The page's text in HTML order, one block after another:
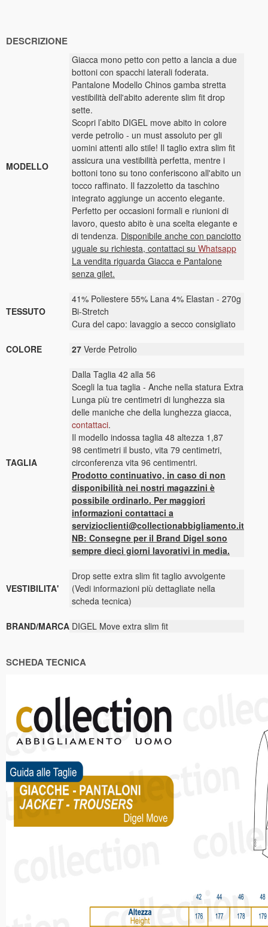
DESCRIZIONE
MODELLO
Giacca mono petto con petto a lancia a due
bottoni con spacchi laterali foderata.
Pantalone Modello Chinos gamba stretta
vestibilità dell'abito aderente slim fit drop
sette.
Scopri l’abito DIGEL move abito in colore
verde petrolio - un must assoluto per gli
uomini attenti allo stile! Il taglio extra slim fit
assicura una vestibilità perfetta, mentre i
bottoni tono su tono conferiscono all'abito un
tocco raffinato. Il fazzoletto da taschino
integrato aggiunge un accento elegante.
Perfetto per occasioni formali e riunioni di
lavoro, questo abito è una scelta elegante e
di tendenza. Disponibile anche con panciotto
uguale su richiesta, contattaci su Whatsapp
La vendita riguarda Giacca e Pantalone
senza gilet.
TESSUTO
41% Poliestere 55% Lana 4% Elastan - 270g
Bi-Stretch
Cura del capo: lavaggio a secco consigliato
COLORE 27 Verde Petrolio
TAGLIA
Dalla Taglia 42 alla 56
Scegli la tua taglia - Anche nella statura Extra
Lunga più tre centimetri di lunghezza sia
delle maniche che della lunghezza giacca,
contattaci.
Il modello indossa taglia 48 altezza 1,87
98 centimetri il busto, vita 79 centimetri,
circonferenza vita 96 centimentri.
Prodotto continuativo, in caso di non
disponibilità nei nostri magazzini è
possibile ordinarlo. Per maggiori
informazioni contattaci a
servizioclienti@collectionabbigliamento.it
NB: Consegne per il Brand Digel sono
sempre dieci giorni lavorativi in media.
VESTIBILITA'
Drop sette extra slim fit taglio avvolgente
(Vedi informazioni più dettagliate nella
scheda tecnica)
BRAND/MARCA DIGEL Move extra slim fit
SCHEDA TECNICA